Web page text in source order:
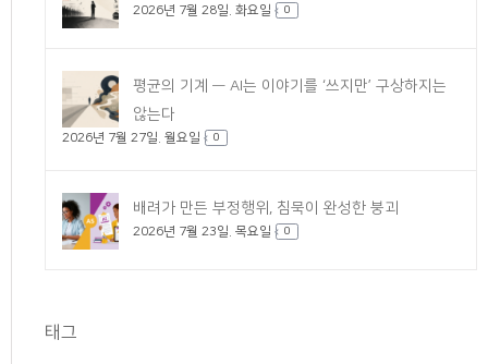
2026년 7월 28일. 화요일 0
평균의 기계 — AI는 이야기를 ‘쓰지만’ 구상하지는
않는다
2026년 7월 27일. 월요일 0
배려가 만든 부정행위, 침묵이 완성한 붕괴
2026년 7월 23일. 목요일 0
태그